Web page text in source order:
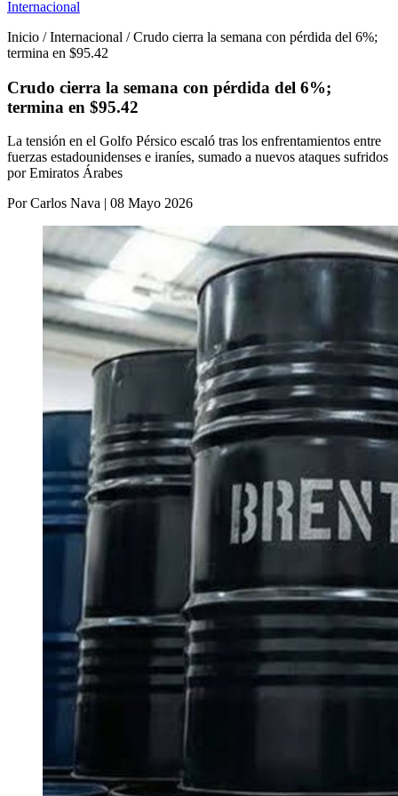
Internacional
Inicio / Internacional / Crudo cierra la semana con pérdida del 6%;
termina en $95.42
Crudo cierra la semana con pérdida del 6%;
termina en $95.42
La tensión en el Golfo Pérsico escaló tras los enfrentamientos entre
fuerzas estadounidenses e iraníes, sumado a nuevos ataques sufridos
por Emiratos Árabes
Por Carlos Nava | 08 Mayo 2026